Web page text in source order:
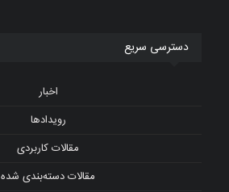
دسترسی سریع
اخبار
رویدادها
مقالات کاربردی
مقالات دسته‌بندی شده